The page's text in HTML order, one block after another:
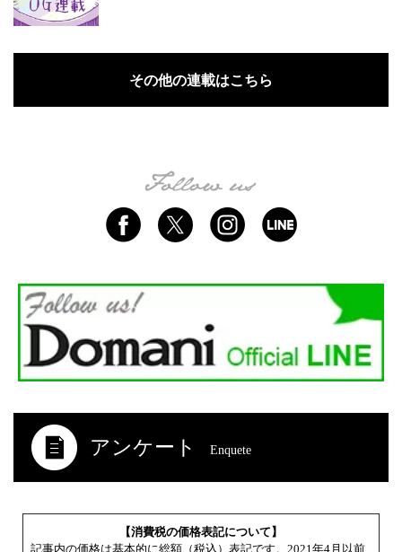
その他の連載はこちら
アンケート Enquete
【消費税の価格表記について】
記事内の価格は基本的に総額（税込）表記です。2021年4月以前